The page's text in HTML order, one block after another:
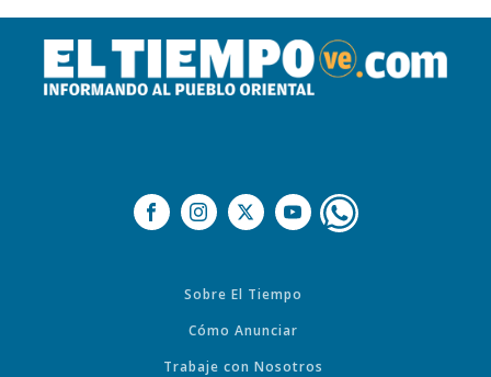
Sobre El Tiempo
Cómo Anunciar
Trabaje con Nosotros